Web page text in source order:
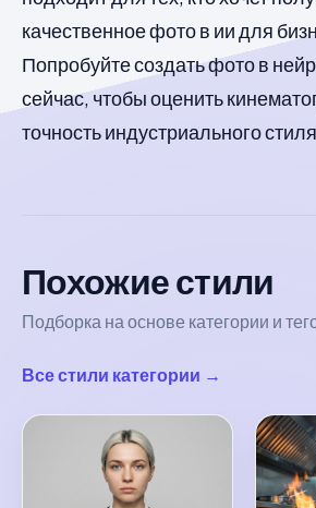
качественное фото в ии для
Попробуйте создать фото в
сейчас, чтобы оценить
точность индустриального
Похожие стили
Подборка на основе категории и
Все стили категории →